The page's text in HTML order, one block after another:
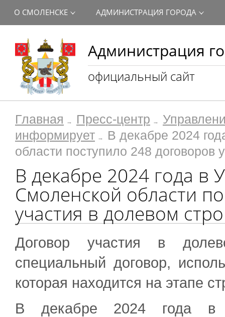
Администрация
официальный сайт
О СМОЛЕНСКЕ АДМИНИСТРАЦИЯ ГОРОДА
Главная Пресс-центр
информирует
В декабре 2024
области поступило 248 договоров
В декабре 2024 года в
Смоленской области
участия в долевом
Договор участия в
специальный договор,
которая находится на этапе
В декабре 2024 года в